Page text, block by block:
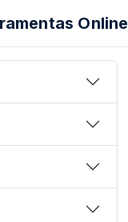
Online